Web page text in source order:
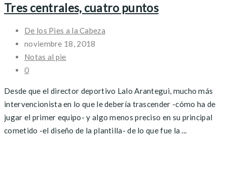
Tres centrales, cuatro puntos
De los Pies a la Cabeza
noviembre 18, 2018
Notas al pie
0
Desde que el director deportivo Lalo Arantegui, mucho más
intervencionista en lo que le debería trascender -cómo ha de
jugar el primer equipo- y algo menos preciso en su principal
cometido -el diseño de la plantilla- de lo que fue la ...